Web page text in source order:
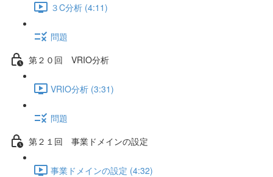
３C分析 (4:11)
問題
第２０回 VRIO分析
VRIO分析 (3:31)
問題
第２１回 事業ドメインの設定
事業ドメインの設定 (4:32)